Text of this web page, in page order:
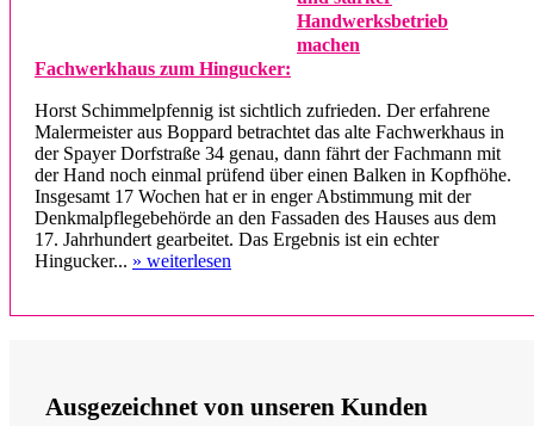
Handwerksbetrieb
machen
Fachwerkhaus zum Hingucker:
Horst Schimmelpfennig ist sichtlich zufrieden. Der erfahrene
Malermeister aus Boppard betrachtet das alte Fachwerkhaus in
der Spayer Dorfstraße 34 genau, dann fährt der Fachmann mit
der Hand noch einmal prüfend über einen Balken in Kopfhöhe.
Insgesamt 17 Wochen hat er in enger Abstimmung mit der
Denkmalpflegebehörde an den Fassaden des Hauses aus dem
17. Jahrhundert gearbeitet. Das Ergebnis ist ein echter
Hingucker... » weiterlesen
Ausgezeichnet von unseren Kunden